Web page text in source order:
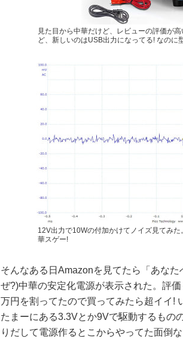
見た目から中華だけど、レビューの評価が
ど、新しいのはUSB出力になってる! なの
12V出力で10Wの付加かけてノイズ見てみ
華スゲー!
そんなある日Amazonを見てたら「あな
ぜ?)中華の安定化電源が表示された。評
万円を割ってたので買ってみたら超イイ!
たまーにある3.3Vとか9Vで駆動するもの
りだして電源作るとこからやってた面倒